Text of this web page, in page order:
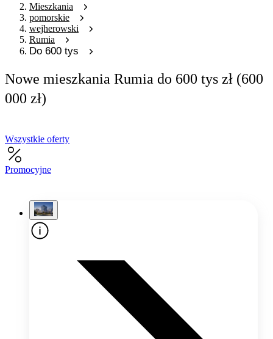
Mieszkania
pomorskie
wejherowski
Rumia
Do 600 tys
Nowe mieszkania Rumia do 600 tys zł (600
000 zł)
Wszystkie oferty
Promocyjne